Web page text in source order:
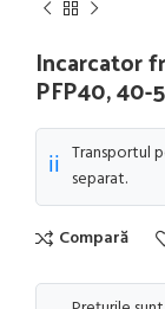
Incarcator
PFP40, 40-
ℹ️ Transportul
separat.
Compară